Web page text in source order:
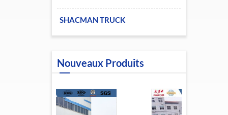
SHACMAN TRUCK
Nouveaux Produits